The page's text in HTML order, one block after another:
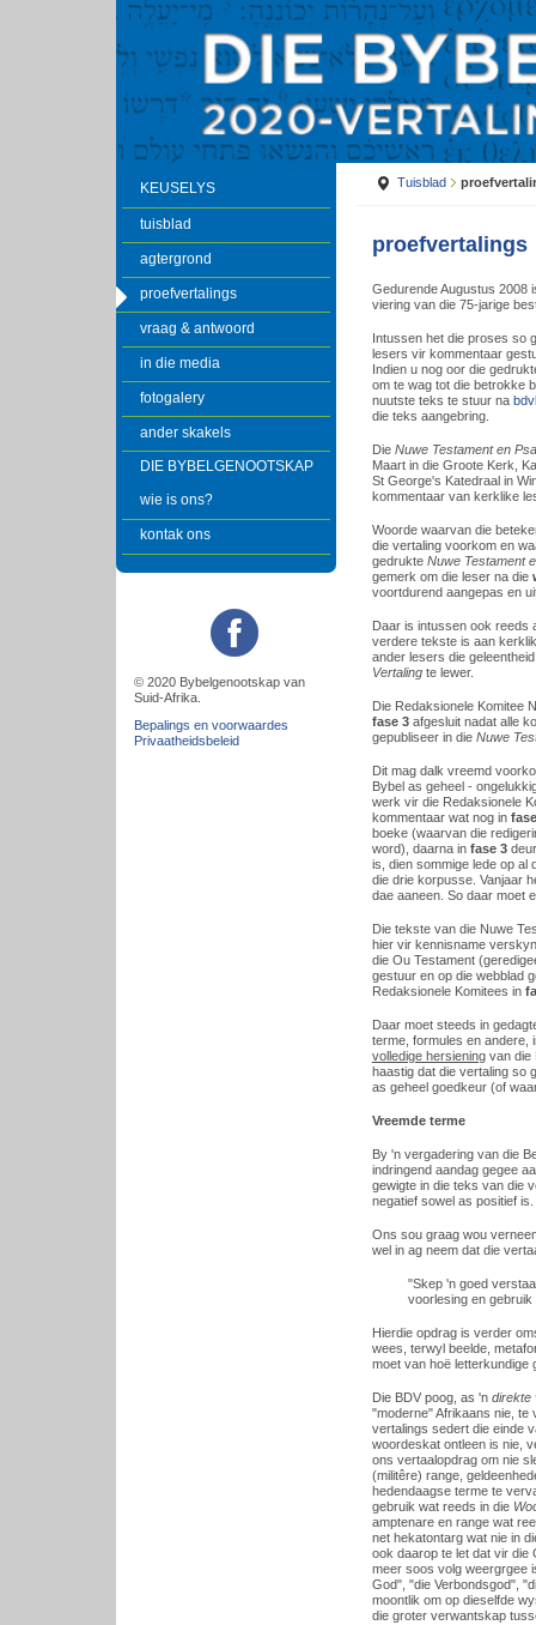
Tuisblad
proefvertalings
Gedurende Augustus 2008
viering van die 75-jarige
Intussen het die proses so
lesers vir kommentaar
Indien u nog oor die
om te wag tot die betrokke
nuutste teks te stuur na
die teks aangebring.
Die Nuwe Testament en
Maart in die Groote Kerk,
St George's Katedraal in
kommentaar van kerklike
Woorde waarvan die
die vertaling voorkom en
gedrukte Nuwe Testament
gemerk om die leser na die
voortdurend aangepas en
Daar is intussen ook reeds
verdere tekste is aan
ander lesers die
Vertaling te lewer.
Die Redaksionele Komitee
fase 3 afgesluit nadat alle
gepubliseer in die Nuwe
Dit mag dalk vreemd
Bybel as geheel -
werk vir die Redaksionele
kommentaar wat nog in
boeke (waarvan die
word), daarna in fase 3
is, dien sommige lede op al
die drie korpusse. Vanjaar
dae aaneen. So daar moet
Die tekste van die Nuwe
hier vir kennisname
die Ou Testament
gestuur en op die webblad
Redaksionele Komitees in
Daar moet steeds in
terme, formules en andere,
volledige hersieningvan die
haastig dat die vertaling so
as geheel goedkeur (of
Vreemde terme
By 'n vergadering van die
indringend aandag gegee
gewigte in die teks van die
negatief sowel as positief is.
Ons sou graag wou
wel in ag neem dat die
"Skep 'n goed
voorlesing en
Hierdie opdrag is verder
wees, terwyl beelde,
moet van hoë letterkundige
Die BDV poog, as 'n direkte
"moderne" Afrikaans nie, te
vertalings sedert die einde
woordeskat ontleen is nie,
ons vertaalopdrag om nie
(militêre) range,
hedendaagse terme te
gebruik wat reeds in die
amptenare en range wat
net hekatontarg wat nie in
ook daarop te let dat vir die
meer soos volg weergrgee
God", "die Verbondsgod",
moontlik om op dieselfde
die groter verwantskap
KEUSELYS
tuisblad
agtergrond
proefvertalings
vraag & antwoord
in die media
fotogalery
ander skakels
DIE BYBELGENOOTSKAP
wie is ons?
kontak ons
© 2020 Bybelgenootskap van
Suid-Afrika.
Bepalings en voorwaardes
Privaatheidsbeleid